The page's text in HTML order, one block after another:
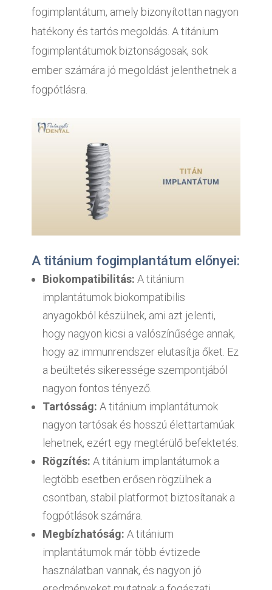
fogimplantátum, amely bizonyítottan nagyon
hatékony és tartós megoldás. A titánium
fogimplantátumok biztonságosak, sok
ember számára jó megoldást jelenthetnek a
fogpótlásra.
A titánium fogimplantátum előnyei:
Biokompatibilitás: A titánium
implantátumok biokompatibilis
anyagokból készülnek, ami azt jelenti,
hogy nagyon kicsi a valószínűsége annak,
hogy az immunrendszer elutasítja őket. Ez
a beültetés sikeressége szempontjából
nagyon fontos tényező.
Tartósság: A titánium implantátumok
nagyon tartósak és hosszú élettartamúak
lehetnek, ezért egy megtérülő befektetés.
Rögzítés: A titánium implantátumok a
legtöbb esetben erősen rögzülnek a
csontban, stabil platformot biztosítanak a
fogpótlások számára.
Megbízhatóság: A titánium
implantátumok már több évtizede
használatban vannak, és nagyon jó